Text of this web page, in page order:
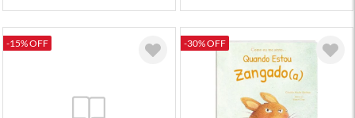
-15% OFF -30% OFF